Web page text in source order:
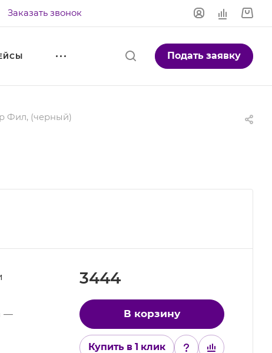
Заказать звонок
Подать заявку
Фил, (черный)
—
3444
В корзину
Купить в 1 клик